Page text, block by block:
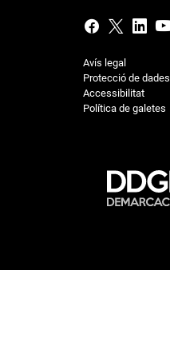
Avís legal
Protecció de dades
Accessibilitat
Política de galetes